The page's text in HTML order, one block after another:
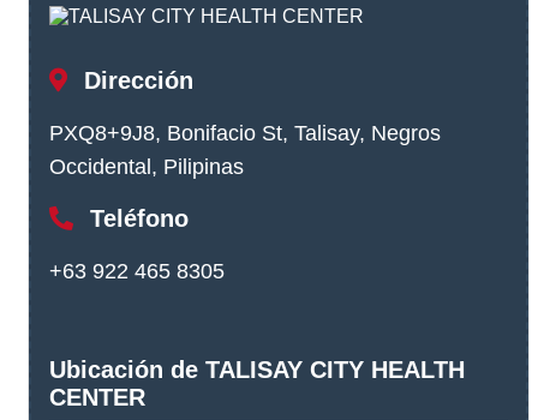
Dirección
PXQ8+9J8, Bonifacio St, Talisay, Negros
Occidental, Pilipinas
Teléfono
+63 922 465 8305
Ubicación de TALISAY CITY HEALTH
CENTER